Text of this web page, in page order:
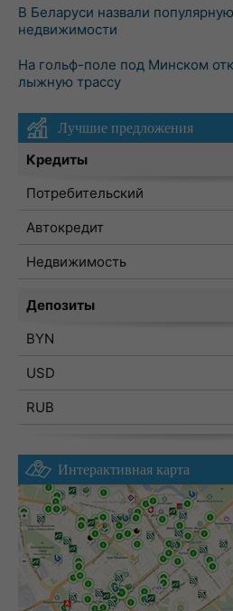
В Беларуси назвали
недвижимости
На гольф-поле под Минском
лыжную трассу
Лучшие предложения
Кредиты
Потребительский
Автокредит
Недвижимость
Депозиты
BYN
USD
RUB
Интерактивная карта